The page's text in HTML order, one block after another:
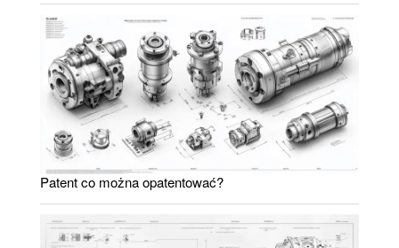
Patent co można opatentować?